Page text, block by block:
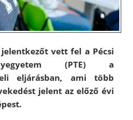
vett fel a Pécsi
(PTE) a
eljárásban, ami több
jelent az előző évi